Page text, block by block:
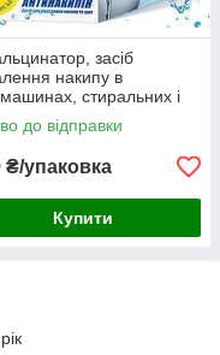
засіб
накипу в
стиральних і
машинах
до відправки
₴/упаковка
Купити